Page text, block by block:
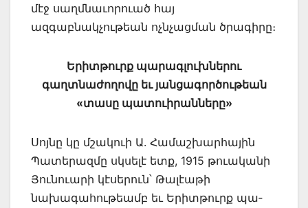
մէջ սաղմնաւորուած հայ
ազգաբնակչութեան ոչնչացման ծրագիրը։
Երիտթուրք պարագլուխներու
գաղտնաժողովը եւ յանցագործութեան
«տասը պատուիրան­ները»
Սոյնը կը մշակուի Ա. Համաշխարհային
Պատերազմը սկսելէ ետք, 1915 թուականի
Յուն­ուարի կէսերուն՝ Թալէաթի
նախագահութեամբ եւ Երիտթուրք պա­